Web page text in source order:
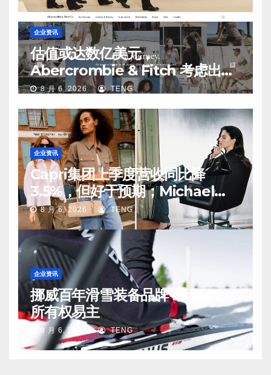
企业资讯
估值或达数亿美元，
Abercrombie & Fitch 考虑出售
中国业务部分股权
8 月 6, 2026 TENG
企业资讯
Capri集团上季度营收同比降
3.5%，但好于预期；Michael
Kors 在中国市场持续向好
8 月 6, 2026 TENG
企业资讯
挪威百年滑雪装备品牌 Madshus
所有权易主
8 月 6, 2026 TENG